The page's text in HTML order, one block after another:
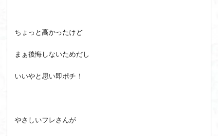
ちょっと高かったけど
まぁ後悔しないためだし
いいやと思い即ポチ！
やさしいフレさんが